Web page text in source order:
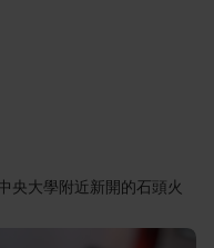
央大學附近新開的石頭火